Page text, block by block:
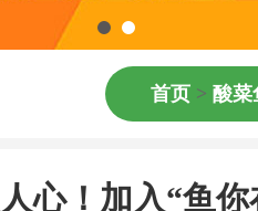
首页 > 酸菜
心！加入“鱼